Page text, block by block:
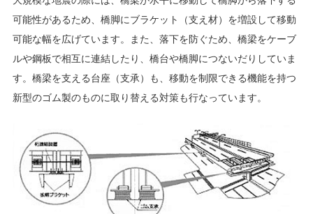
可能性があるため、橋脚にブラケット（支え材）を増設して移動
可能な幅を広げています。また、落下を防ぐため、橋梁をケーブ
ルや鋼板で相互に連結したり、橋台や橋脚につないだりしていま
す。橋梁を支える台座（支承）も、移動を制限できる機能を持つ
新型のゴム製のものに取り替える対策も行なっています。